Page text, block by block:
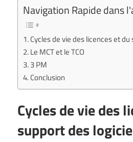
Navigation Rapide dans
Cycles de vie des licences et
Le MCT et le TCO
3 PM
Conclusion
Cycles de vie des
support des